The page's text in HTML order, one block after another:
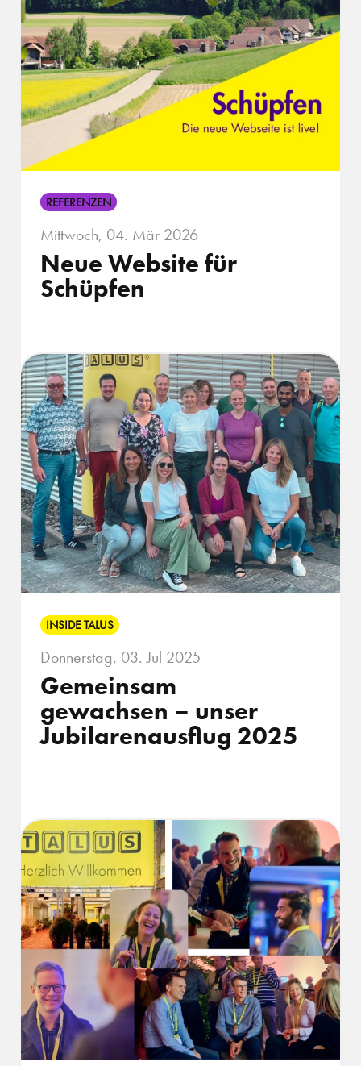
REFERENZEN
Mittwoch, 04. Mär 2026
Neue Website für
Schüpfen
INSIDE TALUS
Donnerstag, 03. Jul 2025
Gemeinsam
gewachsen – unser
Jubilarenausflug 2025